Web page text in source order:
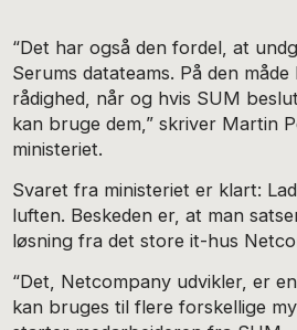
“Det har også den fordel, at
Serums datateams. På den
rådighed, når og hvis SUM
kan bruge dem,” skriver Martin
ministeriet.
Svaret fra ministeriet er klart:
luften. Beskeden er, at man
løsning fra det store it-hus
“Det, Netcompany udvikler, er
kan bruges til flere forskellige